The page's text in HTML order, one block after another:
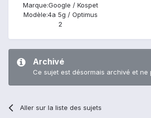
Marque:Google / Kospet
Modèle:4a 5g / Optimus
2
Archivé
Ce sujet est désormais archivé et
Aller sur la liste des sujets